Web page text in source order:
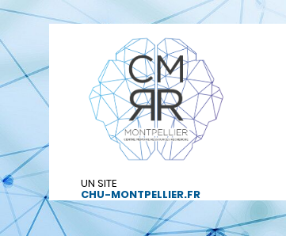
UN SITE
CHU-MONTPELLIER.FR